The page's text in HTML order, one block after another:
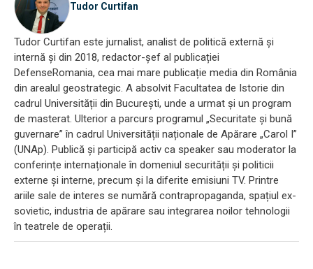
Tudor Curtifan
Tudor Curtifan este jurnalist, analist de politică externă și
internă și din 2018, redactor-șef al publicației
DefenseRomania, cea mai mare publicație media din România
din arealul geostrategic. A absolvit Facultatea de Istorie din
cadrul Universității din București, unde a urmat și un program
de masterat. Ulterior a parcurs programul „Securitate și bună
guvernare” în cadrul Universității naționale de Apărare „Carol I”
(UNAp). Publică și participă activ ca speaker sau moderator la
conferințe internaționale în domeniul securității și politicii
externe și interne, precum și la diferite emisiuni TV. Printre
ariile sale de interes se numără contrapropaganda, spațiul ex-
sovietic, industria de apărare sau integrarea noilor tehnologii
în teatrele de operații.